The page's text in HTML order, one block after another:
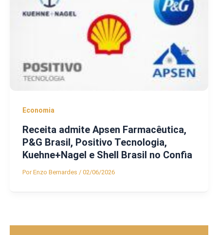
Economia
Receita admite Apsen Farmacêutica,
P&G Brasil, Positivo Tecnologia,
Kuehne+Nagel e Shell Brasil no Confia
PorEnzo Bernardes / 02/06/2026